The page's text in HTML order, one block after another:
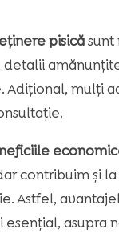
pisicăsunt
mulți
contribuim și
Astfel,
esențial, asupra